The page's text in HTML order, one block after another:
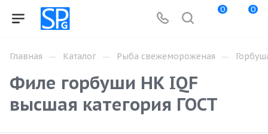
0 0
Главная — Каталог — Рыба свежемороженая —
Филе горбуши НК IQF
высшая категория ГОСТ